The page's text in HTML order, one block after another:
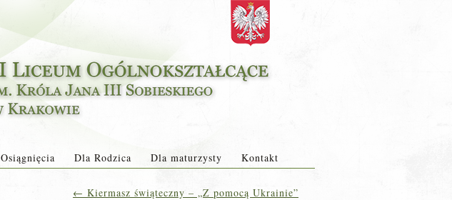
Osiągnięcia Dla Rodzica Dla maturzysty Kontakt
← Kiermasz świąteczny – „Z pomocą Ukrainie”